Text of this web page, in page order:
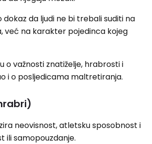
dokaz da ljudi ne bi trebali suditi na
već na karakter pojedinca kojeg
o važnosti znatiželje, hrabrosti i
i o posljedicama maltretiranja.
neovisnost, atletsku sposobnost i
ili samopouzdanje.